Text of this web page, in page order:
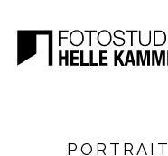
POR­TRAIT